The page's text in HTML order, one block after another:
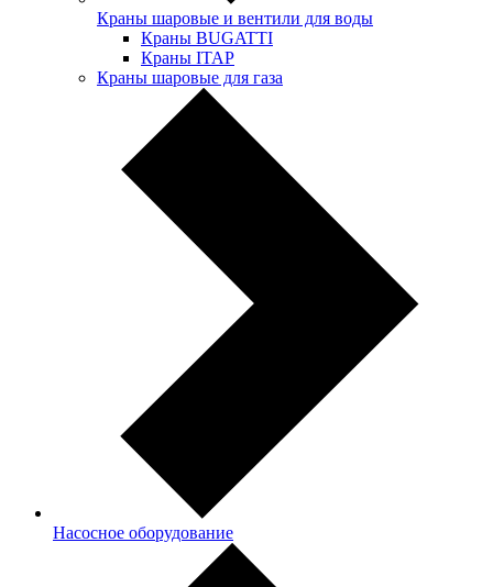
Краны шаровые и вентили для воды
Краны BUGATTI
Краны ITAP
Краны шаровые для газа
Насосное оборудование